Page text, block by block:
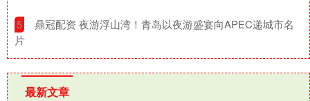
5
​鼎冠配资 夜游浮山湾！青岛以夜游盛宴向APEC递城市名
片
最新文章